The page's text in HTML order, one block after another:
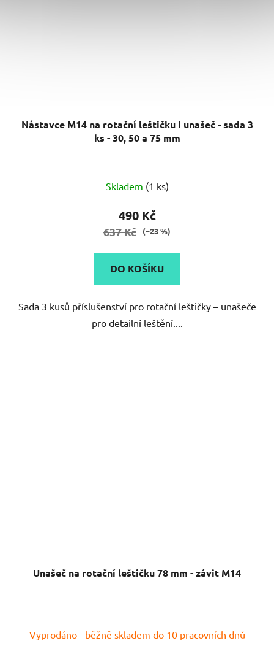
Nástavce M14 na rotační leštičku I unašeč - sada 3
ks - 30, 50 a 75 mm
Skladem (1 ks)
490 Kč
637 Kč (–23 %)
DO KOŠÍKU
Sada 3 kusů příslušenství pro rotační leštičky – unašeče
pro detailní leštění....
Unašeč na rotační leštičku 78 mm - závit M14
Vyprodáno - běžně skladem do 10 pracovních dnů